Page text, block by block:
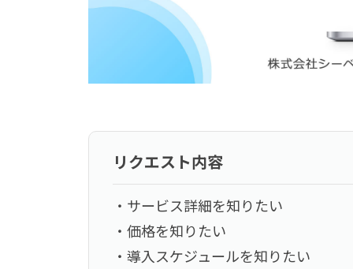
リクエスト内容
・サービス詳細を知りたい
・価格を知りたい
・導入スケジュールを知りたい